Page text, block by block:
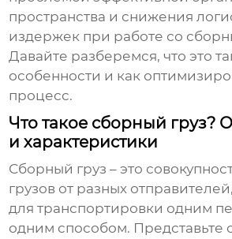
пространства и снижения
издержек при работе со
Давайте разберемся, что это
особенности и как
процесс.
Что такое сборный груз?
и характеристики
Сборный груз – это
грузов от разных
для транспортировки одним
одним способом. Представьте